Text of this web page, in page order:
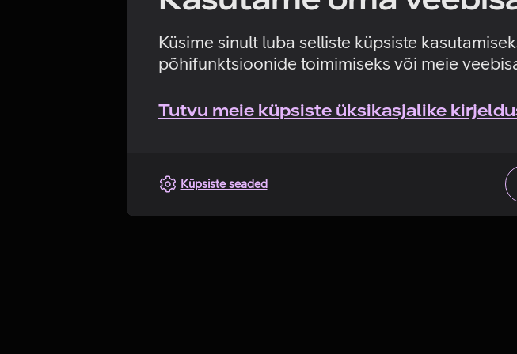
Küsime sinult luba selliste küpsiste
põhifunktsioonide toimimiseks või meie
Tutvu meie küpsiste üksikasjalike
Küpsiste seaded